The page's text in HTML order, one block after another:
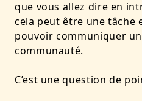
que vous allez dire en
cela peut être une tâche
pouvoir communiquer
communauté.
C’est une question de